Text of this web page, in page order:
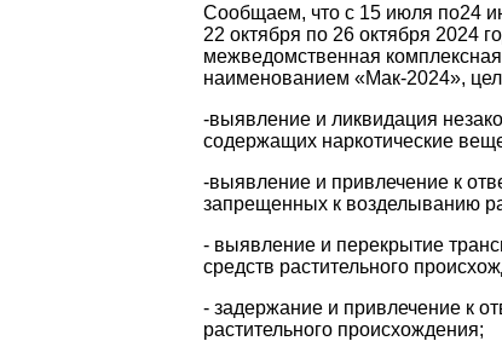
Сообщаем, что с 15 июля по24
22 октября по 26 октября 2024
межведомственная
наименованием «Мак-2024»,
-выявление и ликвидация
содержащих наркотические
-выявление и привлечение к
запрещенных к возделыванию
- выявление и перекрытие
средств растительного
- задержание и привлечение к
растительного происхождения;